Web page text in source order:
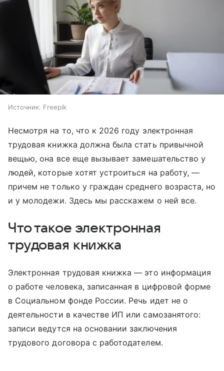
Источник: Freepik
Несмотря на то, что к 2026 году электронная
трудовая книжка должна была стать привычной
вещью, она все еще вызывает замешательство у
людей, которые хотят устроиться на работу, —
причем не только у граждан среднего возраста, но
и у молодежи. Здесь мы расскажем о ней все.
Что такое электронная
трудовая книжка
Электронная трудовая книжка — это информация
о работе человека, записанная в цифровой форме
в Социальном фонде России. Речь идет не о
деятельности в качестве ИП или самозанятого:
записи ведутся на основании заключения
трудового договора с работодателем.